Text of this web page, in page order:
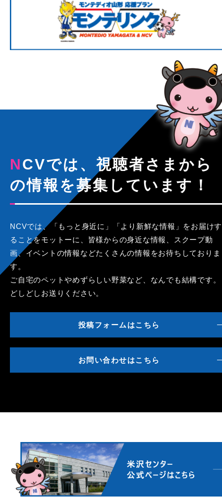
NCVでは、視聴者さまから
の情報を募集しています！
NCVでは、「もっと身近に」「より新鮮な情報」をお届けす
ることをモットーに、皆様からの身近な情報、スクープ動
画、イベントの情報などたくさんの情報をお待ちしておりま
す。
ご自宅のペットやめずらしい野菜など、なんでも結構です。
どしどしお送りください。
投稿フォームはこちら
お問い合わせはこちら